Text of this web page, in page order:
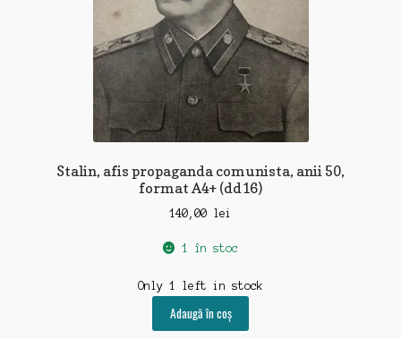
Stalin, afis propaganda comunista, anii 50,
format A4+ (dd16)
140,00 lei
1 în stoc
Only 1 left in stock
Adaugă în coș